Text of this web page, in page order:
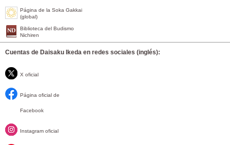
Página de la Soka Gakkai
(global)
Biblioteca del Budismo
Nichiren
Cuentas de Daisaku Ikeda en redes sociales (inglés):
X oficial
Página oficial de
Facebook
Instagram oficial